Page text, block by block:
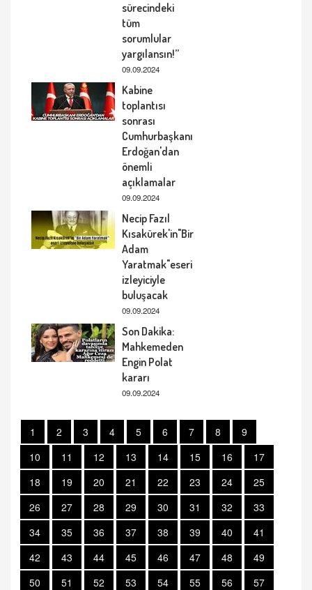
sürecindeki
tüm
sorumlular
yargılansın!”
09.09.2024
Kabine
toplantısı
sonrası
Cumhurbaşkanı
Erdoğan'dan
önemli
açıklamalar
09.09.2024
Necip Fazıl
Kısakürek'in"Bir
Adam
Yaratmak"eseri
izleyiciyle
buluşacak
09.09.2024
Son Dakika:
Mahkemeden
Engin Polat
kararı
09.09.2024
1 2 3 4 5 6 7 8
9
10
11 12 13 14 15 16
17
18
19 20 21 22 23 24
25
26
27 28 29 30 31 32
33
34
35 36 37 38 39 40
41
42
43 44 45 46 47 48
49
50
51 52 53 54 55 56
57